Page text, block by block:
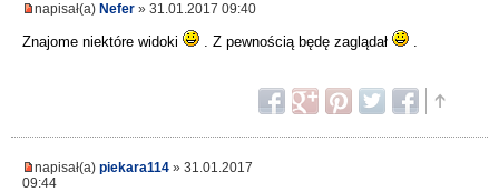
napisał(a) Nefer » 31.01.2017 09:40
Znajome niektóre widoki . Z pewnością będę zaglądał .
napisał(a) piekara114 » 31.01.2017
09:44